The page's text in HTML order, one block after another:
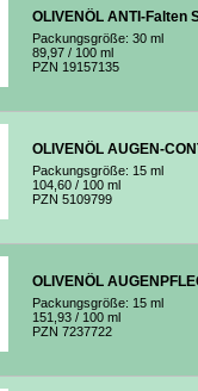
OLIVENÖL ANTI-Falten
Packungsgröße: 30 ml
89,97 / 100 ml
PZN 19157135
OLIVENÖL AUGEN-
Packungsgröße: 15 ml
104,60 / 100 ml
PZN 5109799
OLIVENÖL
Packungsgröße: 15 ml
151,93 / 100 ml
PZN 7237722